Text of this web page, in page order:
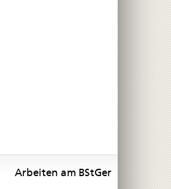
Arbeiten am BStGer